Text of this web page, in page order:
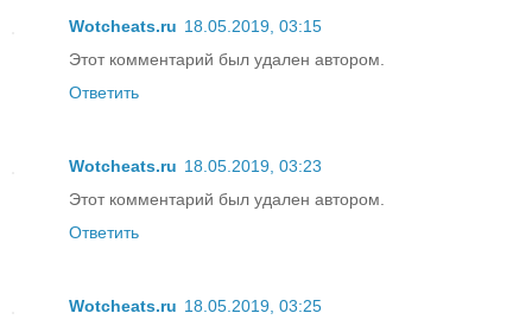
Wotcheats.ru 18.05.2019, 03:15
Этот комментарий был удален автором.
Ответить
Wotcheats.ru 18.05.2019, 03:23
Этот комментарий был удален автором.
Ответить
Wotcheats.ru 18.05.2019, 03:25